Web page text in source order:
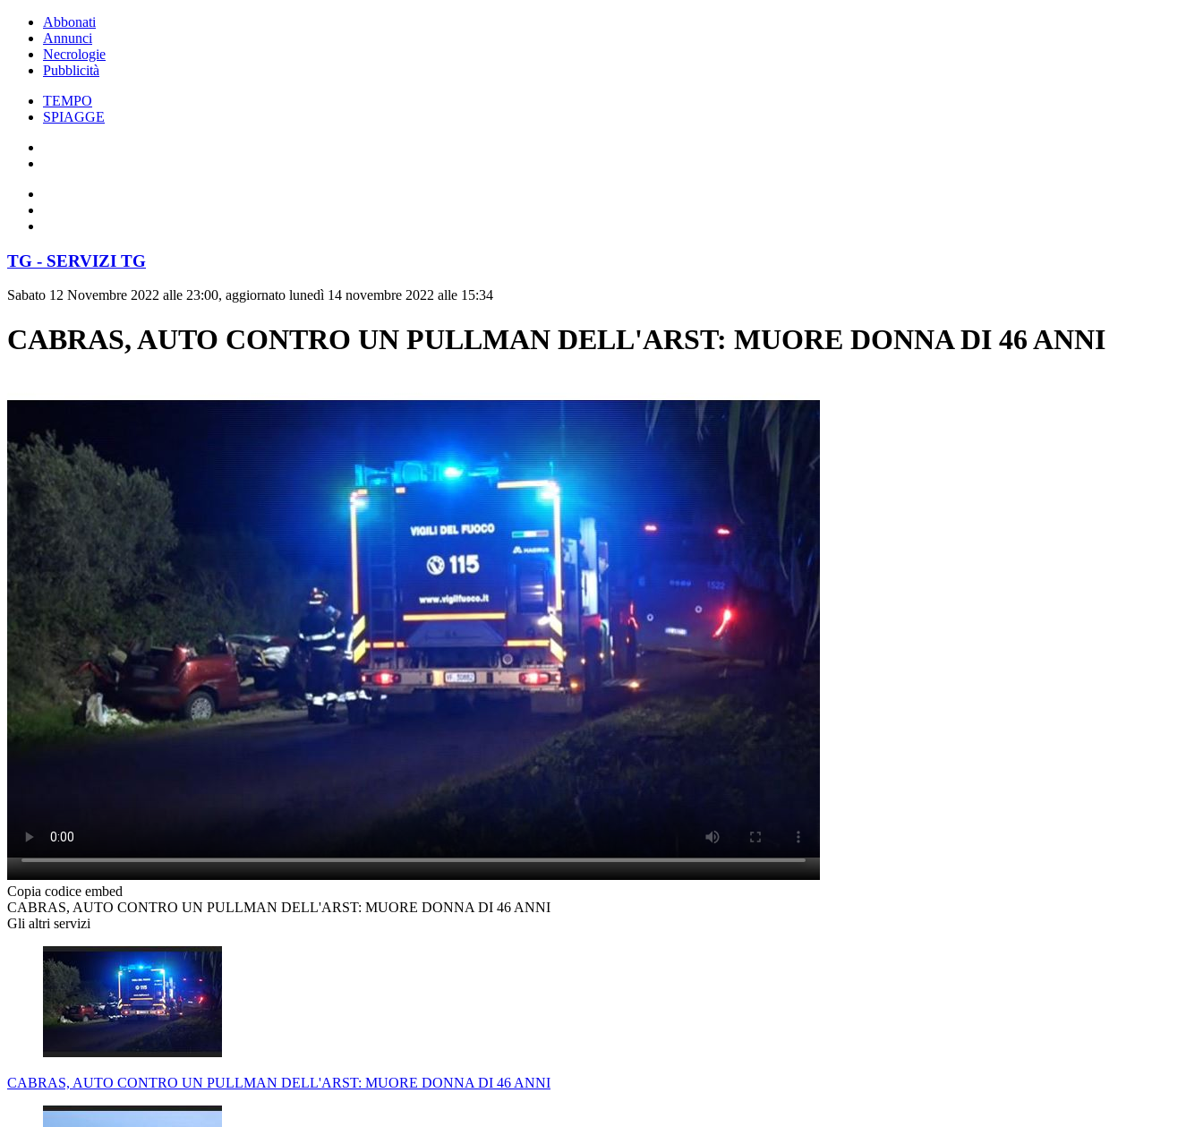
Abbonati
Annunci
Necrologie
Pubblicità
TEMPO
SPIAGGE
TG - SERVIZI TG
Sabato 12 Novembre 2022 alle 23:00, aggiornato lunedì 14 novembre 2022 alle 15:34
CABRAS, AUTO CONTRO UN PULLMAN DELL'ARST: MUORE DONNA DI 46 ANNI
Copia codice embed
CABRAS, AUTO CONTRO UN PULLMAN DELL'ARST: MUORE DONNA DI 46 ANNI
Gli altri servizi
CABRAS, AUTO CONTRO UN PULLMAN DELL'ARST: MUORE DONNA DI 46 ANNI